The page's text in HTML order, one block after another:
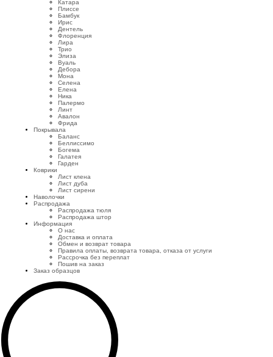
Катара
Плиссе
Бамбук
Ирис
Дентель
Флоренция
Лира
Трио
Элиза
Вуаль
Дебора
Мона
Селена
Елена
Ника
Палермо
Линт
Авалон
Фрида
Покрывала
Баланс
Беллиссимо
Богема
Галатея
Гарден
Коврики
Лист клена
Лист дуба
Лист сирени
Наволочки
Распродажа
Распродажа тюля
Распродажа штор
Информация
О нас
Доставка и оплата
Обмен и возврат товара
Правила оплаты, возврата товара, отказа от услуги
Рассрочка без переплат
Пошив на заказ
Заказ образцов